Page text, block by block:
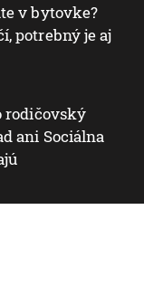
v bytovke?
potrebný je aj
rodičovský
ani Sociálna